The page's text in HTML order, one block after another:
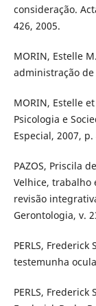
consideração.
426, 2005.
MORIN, Estelle
administração de
MORIN, Estelle
Psicologia e
Especial, 2007, p.
PAZOS, Priscila
Velhice, trabalho
revisão
Gerontologia, v.
PERLS,
testemunha
PERLS,